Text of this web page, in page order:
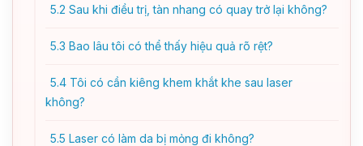
5.2 Sau khi điều trị, tàn nhang có quay trở lại không?
5.3 Bao lâu tôi có thể thấy hiệu quả rõ rệt?
5.4 Tôi có cần kiêng khem khắt khe sau laser
không?
5.5 Laser có làm da bị mỏng đi không?